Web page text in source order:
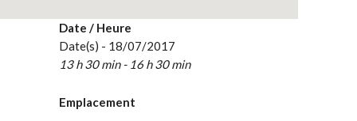
Date / Heure
Date(s) - 18/07/2017
13 h 30 min - 16 h 30 min
Emplacement